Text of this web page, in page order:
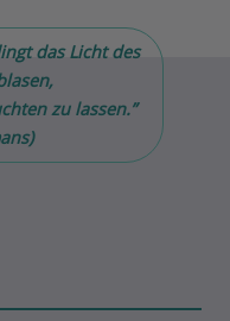
das Licht des
zu lassen.”